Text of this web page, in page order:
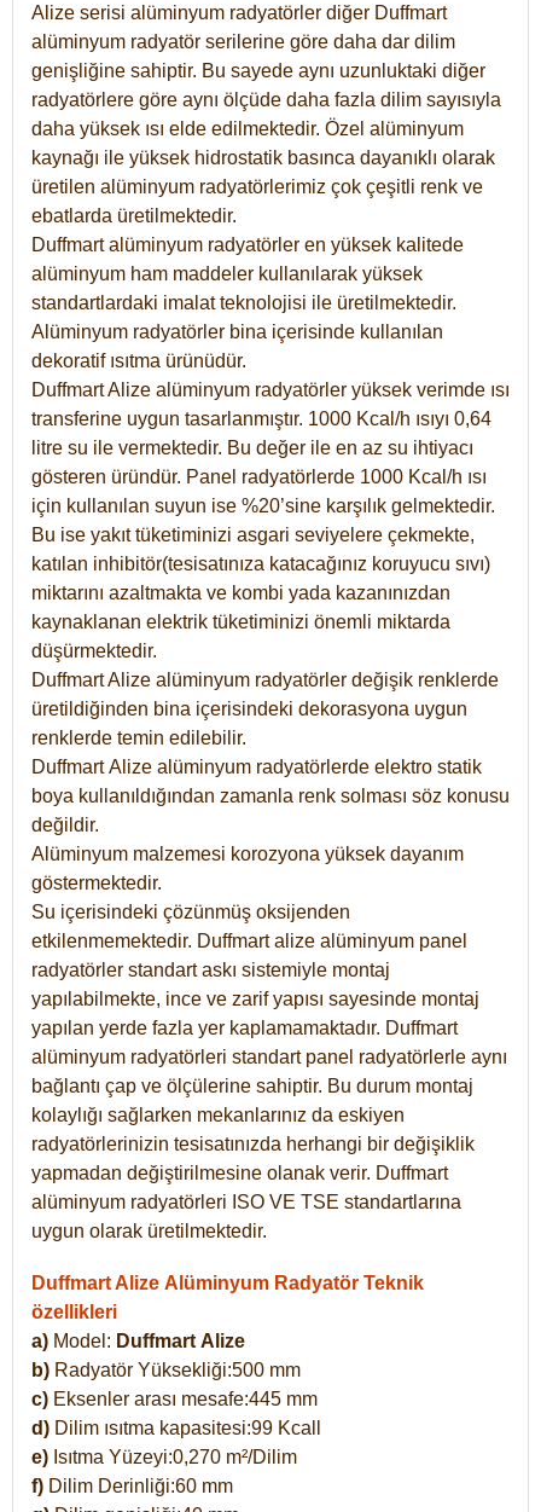
Alize serisi alüminyum radyatörler diğer Duffmart
alüminyum radyatör serilerine göre daha dar dilim
genişliğine sahiptir. Bu sayede aynı uzunluktaki diğer
radyatörlere göre aynı ölçüde daha fazla dilim sayısıyla
daha yüksek ısı elde edilmektedir. Özel alüminyum
kaynağı ile yüksek hidrostatik basınca dayanıklı olarak
üretilen alüminyum radyatörlerimiz çok çeşitli renk ve
ebatlarda üretilmektedir.
Duffmart alüminyum radyatörler en yüksek kalitede
alüminyum ham maddeler kullanılarak yüksek
standartlardaki imalat teknolojisi ile üretilmektedir.
Alüminyum radyatörler bina içerisinde kullanılan
dekoratif ısıtma ürünüdür.
Duffmart Alize alüminyum radyatörler yüksek verimde ısı
transferine uygun tasarlanmıştır. 1000 Kcal/h ısıyı 0,64
litre su ile vermektedir. Bu değer ile en az su ihtiyacı
gösteren üründür. Panel radyatörlerde 1000 Kcal/h ısı
için kullanılan suyun ise %20’sine karşılık gelmektedir.
Bu ise yakıt tüketiminizi asgari seviyelere çekmekte,
katılan inhibitör(tesisatınıza katacağınız koruyucu sıvı)
miktarını azaltmakta ve kombi yada kazanınızdan
kaynaklanan elektrik tüketiminizi önemli miktarda
düşürmektedir.
Duffmart Alize alüminyum radyatörler değişik renklerde
üretildiğinden bina içerisindeki dekorasyona uygun
renklerde temin edilebilir.
DuffmartAlize alüminyum radyatörlerde elektro statik
boya kullanıldığından zamanla renk solması söz konusu
değildir.
Alüminyum malzemesi korozyona yüksek dayanım
göstermektedir.
Su içerisindeki çözünmüş oksijenden
etkilenmemektedir. Duffmart alize alüminyum panel
radyatörler standart askı sistemiyle montaj
yapılabilmekte, ince ve zarif yapısı sayesinde montaj
yapılan yerde fazla yer kaplamamaktadır. Duffmart
alüminyum radyatörleri standart panel radyatörlerle aynı
bağlantı çap ve ölçülerine sahiptir. Bu durum montaj
kolaylığı sağlarken mekanlarınız da eskiyen
radyatörlerinizin tesisatınızda herhangi bir değişiklik
yapmadan değiştirilmesine olanak verir. Duffmart
alüminyum radyatörleri ISO VE TSE standartlarına
uygun olarak üretilmektedir.
Duffmart Alize Alüminyum Radyatör Teknik
özellikleri
a) Model: Duffmart Alize
b) Radyatör Yüksekliği:500 mm
c) Eksenler arası mesafe:445 mm
d) Dilim ısıtma kapasitesi:99 Kcall
e) Isıtma Yüzeyi:0,270 m²/Dilim
f) Dilim Derinliği:60 mm